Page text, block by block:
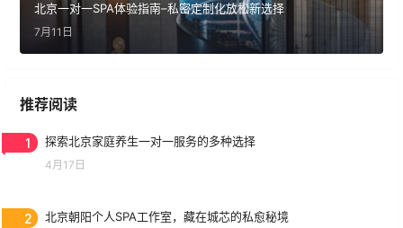
北京一对一SPA体验指南–私密定制化放松新选择
7月11日
推荐阅读
1 探索北京家庭养生一对一服务的多种选择
4月17日
2 北京朝阳个人SPA工作室，藏在城芯的私愈秘境